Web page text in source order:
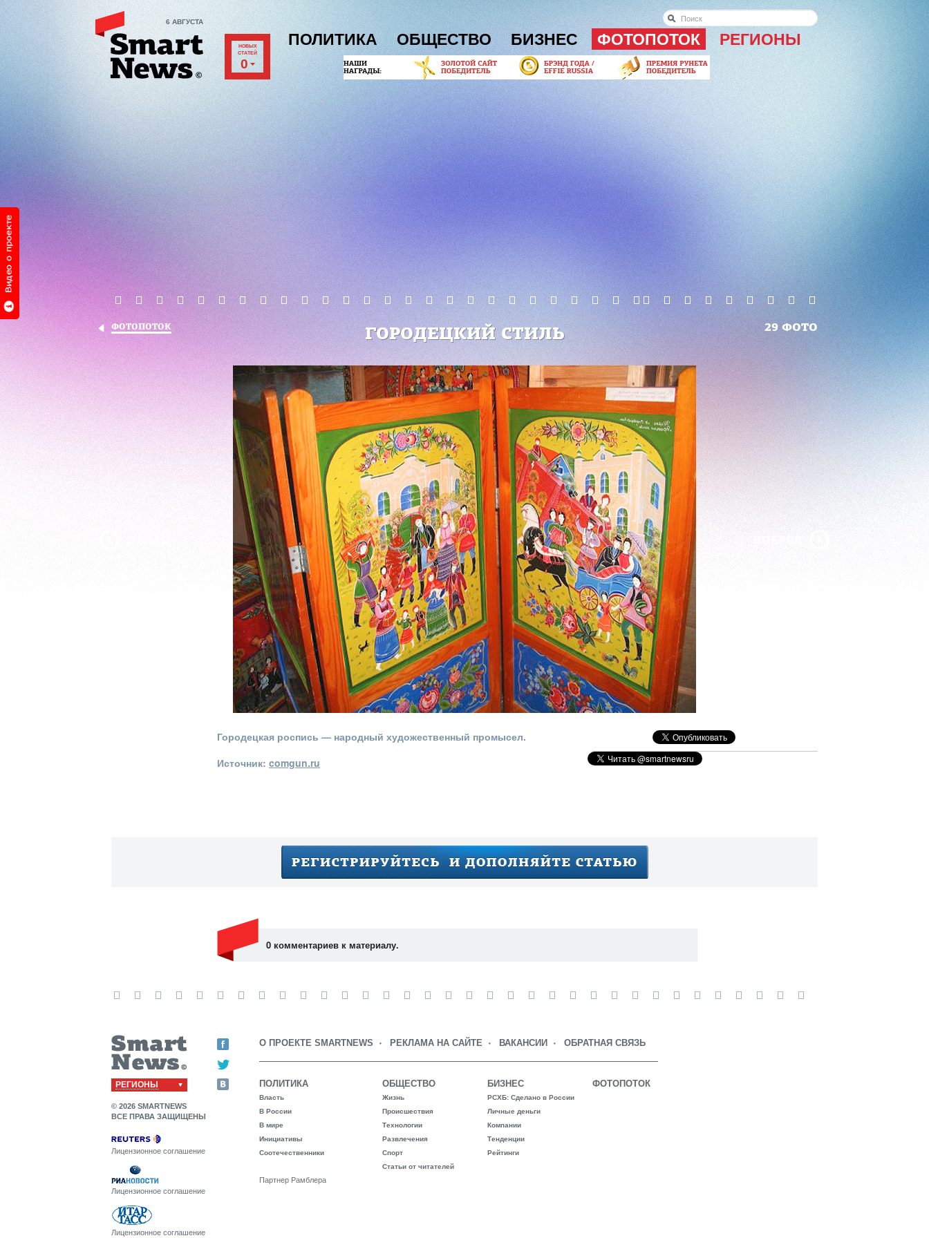
6 АВГУСТА
НОВЫХ
СТАТЕЙ
0
ПОЛИТИКА ОБЩЕСТВО БИЗНЕС ФОТОПОТОК РЕГИОНЫ
ФОТОПОТОК 29 ФОТО
ГОРОДЕЦКИЙ СТИЛЬ
Городецкая роспись — народный художественный промысел.
Источник: comgun.ru
0 комментариев к материалу.
РЕГИОНЫ
© 2026 SMARTNEWS
ВСЕ ПРАВА ЗАЩИЩЕНЫ
Лицензионное соглашение
Лицензионное соглашение
Лицензионное соглашение
О ПРОЕКТЕ SMARTNEWS РЕКЛАМА НА САЙТЕ ВАКАНСИИ ОБРАТНАЯ СВЯЗЬ
ПОЛИТИКА
Власть
В России
В мире
Инициативы
Соотечественники
Партнер Рамблера
ОБЩЕСТВО
Жизнь
Происшествия
Технологии
Развлечения
Спорт
Статьи от читателей
БИЗНЕС
РСХБ: Сделано в России
Личные деньги
Компании
Тенденции
Рейтинги
ФОТОПОТОК